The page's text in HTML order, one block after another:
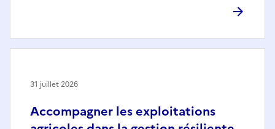
Accompagner les exploitations
31 juillet 2026